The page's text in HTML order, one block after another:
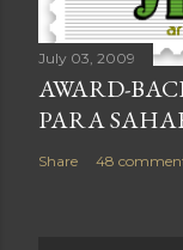
July 03, 2009
AWARD-
PARA
Share 48